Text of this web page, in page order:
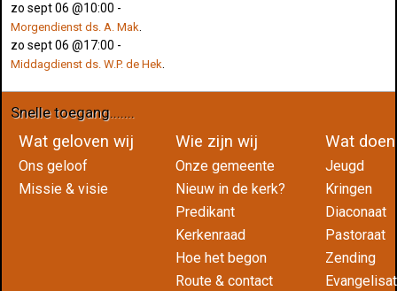
zo sept 06 @10:00 -
Morgendienst ds. A. Mak
zo sept 06 @17:00 -
Middagdienst ds. W.P. de Hek
Snelle toegang.......
Wat geloven wij Wie zijn wij Wat
Ons geloof Onze gemeente
Jeugd
Missie & visie
Nieuw in de kerk?
Kringen
Predikant
Diaconaat
Kerkenraad
Pastoraat
Hoe het begon
Zending
Route & contact